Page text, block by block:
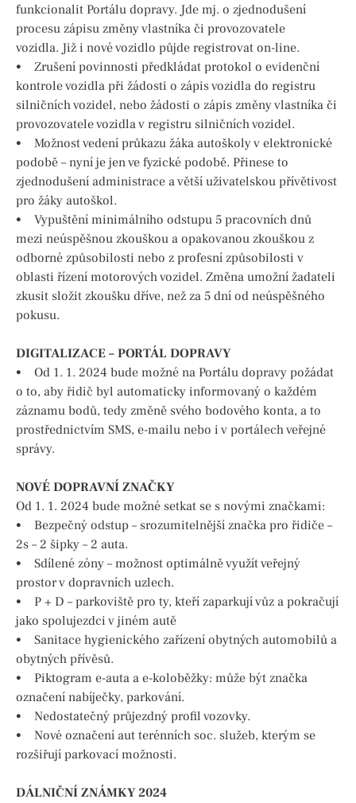
funkcionalit Portálu dopravy. Jde mj. o zjednodušení
procesu zápisu změny vlastníka či provozovatele
vozidla. Již i nové vozidlo půjde registrovat on-line.
• Zrušení povinnosti předkládat protokol o evidenční
kontrole vozidla při žádosti o zápis vozidla do registru
silničních vozidel, nebo žádosti o zápis změny vlastníka či
provozovatele vozidla v registru silničních vozidel.
• Možnost vedení průkazu žáka autoškoly v elektronické
podobě – nyní je jen ve fyzické podobě. Přinese to
zjednodušení administrace a větší uživatelskou přívětivost
pro žáky autoškol.
• Vypuštění minimálního odstupu 5 pracovních dnů
mezi neúspěšnou zkouškou a opakovanou zkouškou z
odborné způsobilosti nebo z profesní způsobilosti v
oblasti řízení motorových vozidel. Změna umožní žadateli
zkusit složit zkoušku dříve, než za 5 dní od neúspěšného
pokusu.
DIGITALIZACE – PORTÁL DOPRAVY
• Od 1. 1. 2024 bude možné na Portálu dopravy požádat
o to, aby řidič byl automaticky informovaný o každém
záznamu bodů, tedy změně svého bodového konta, a to
prostřednictvím SMS, e-mailu nebo i v portálech veřejné
správy.
NOVÉ DOPRAVNÍ ZNAČKY
Od 1. 1. 2024 bude možné setkat se s novými značkami:
• Bezpečný odstup – srozumitelnější značka pro řidiče –
2s – 2 šipky – 2 auta.
• Sdílené zóny – možnost optimálně využít veřejný
prostor v dopravních uzlech.
• P + D – parkoviště pro ty, kteří zaparkují vůz a pokračují
jako spolujezdci v jiném autě
• Sanitace hygienického zařízení obytných automobilů a
obytných přívěsů.
• Piktogram e-auta a e-koloběžky: může být značka
označení nabíječky, parkování.
• Nedostatečný průjezdný profil vozovky.
• Nové označení aut terénních soc. služeb, kterým se
rozšiřují parkovací možnosti.
DÁLNIČNÍ ZNÁMKY 2024